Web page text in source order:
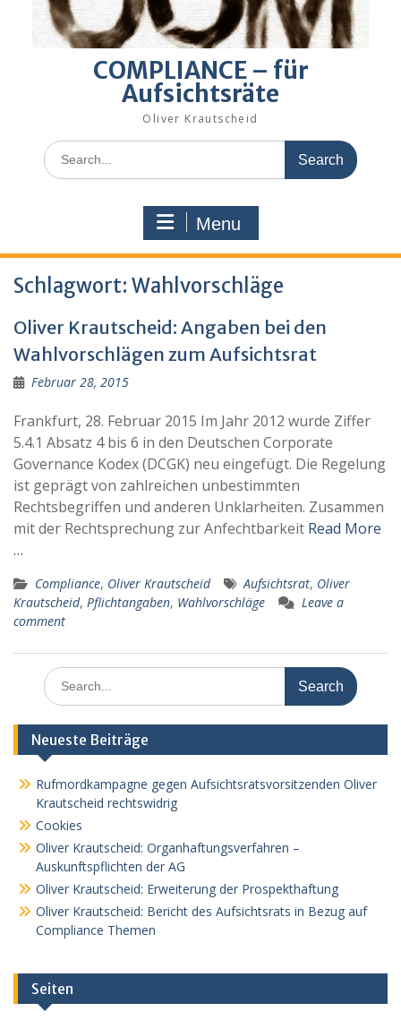
COMPLIANCE – für
Aufsichtsräte
Oliver Krautscheid
Search
for:
Menu
Schlagwort: Wahlvorschläge
Oliver Krautscheid: Angaben bei den
Wahlvorschlägen zum Aufsichtsrat
Februar 28, 2015
Frankfurt, 28. Februar 2015 Im Jahr 2012 wurde Ziffer
5.4.1 Absatz 4 bis 6 in den Deutschen Corporate
Governance Kodex (DCGK) neu eingefügt. Die Regelung
ist geprägt von zahlreichen unbestimmten
Rechtsbegriffen und anderen Unklarheiten. Zusammen
mit der Rechtsprechung zur Anfechtbarkeit Read More
…
Compliance, Oliver Krautscheid Aufsichtsrat, Oliver
Krautscheid, Pflichtangaben, Wahlvorschläge
Leave a
comment
Search
for:
Neueste Beiträge
Rufmordkampagne gegen Aufsichtsratsvorsitzenden Oliver
Krautscheid rechtswidrig
Cookies
Oliver Krautscheid: Organhaftungsverfahren –
Auskunftspflichten der AG
Oliver Krautscheid: Erweiterung der Prospekthaftung
Oliver Krautscheid: Bericht des Aufsichtsrats in Bezug auf
Compliance Themen
Seiten